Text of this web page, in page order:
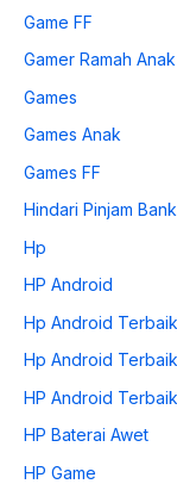
Game FF
Gamer Ramah Anak
Games
Games Anak
Games FF
Hindari Pinjam Bank
Hp
HP Android
Hp Android Terbaik
Hp Android
HP Android
HP Baterai Awet
HP Game